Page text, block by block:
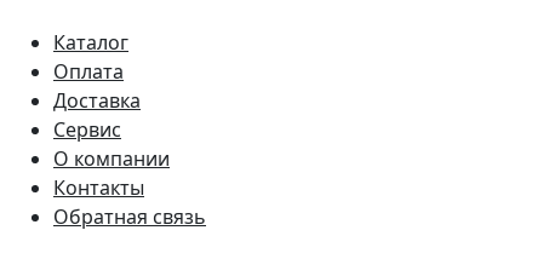
Каталог
Оплата
Доставка
Сервис
О компании
Контакты
Обратная связь